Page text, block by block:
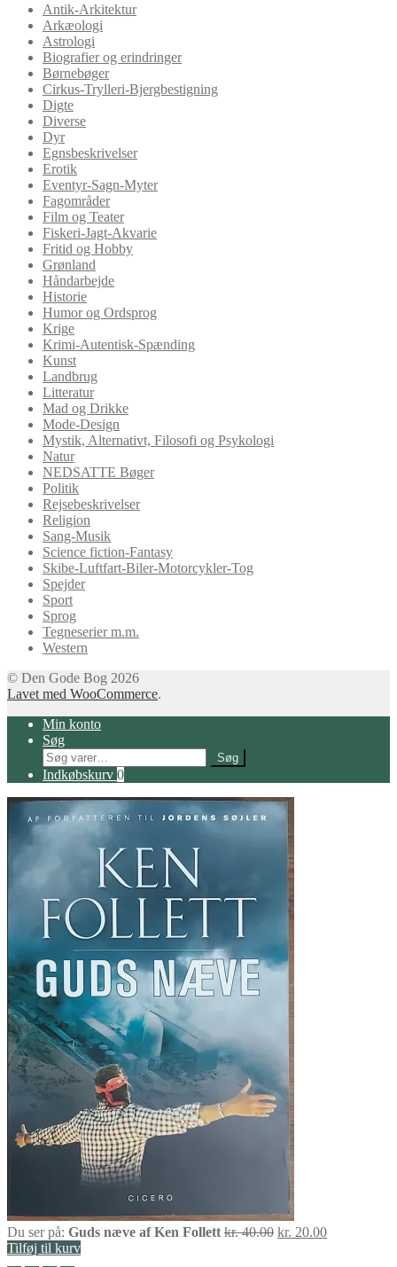
Antik-Arkitektur
Arkæologi
Astrologi
Biografier og erindringer
Børnebøger
Cirkus-Trylleri-Bjergbestigning
Digte
Diverse
Dyr
Egnsbeskrivelser
Erotik
Eventyr-Sagn-Myter
Fagområder
Film og Teater
Fiskeri-Jagt-Akvarie
Fritid og Hobby
Grønland
Håndarbejde
Historie
Humor og Ordsprog
Krige
Krimi-Autentisk-Spænding
Kunst
Landbrug
Litteratur
Mad og Drikke
Mode-Design
Mystik, Alternativt, Filosofi og Psykologi
Natur
NEDSATTE Bøger
Politik
Rejsebeskrivelser
Religion
Sang-Musik
Science fiction-Fantasy
Skibe-Luftfart-Biler-Motorcykler-Tog
Spejder
Sport
Sprog
Tegneserier m.m.
Western
© Den Gode Bog 2026
Lavet med WooCommerce.
Min konto
Søg
Søg
efter:
Søg
Indkøbskurv 0
Du ser på: Guds næve af Ken Follett kr.40.00 Den
kr. 20.00Den
Tilføj til kurv